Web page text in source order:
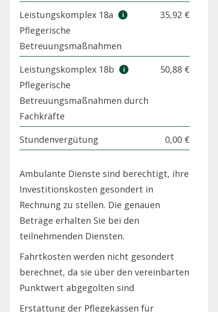
Leistungskomplex 18a
Pflegerische
Betreuungsmaßnahmen
35,92 €
Leistungskomplex 18b
Pflegerische
Betreuungsmaßnahmen durch
Fachkräfte
50,88 €
Stundenvergütung 0,00 €
Ambulante Dienste sind berechtigt, ihre
Investitionskosten gesondert in
Rechnung zu stellen. Die genauen
Beträge erhalten Sie bei den
teilnehmenden Diensten.
Fahrtkosten werden nicht gesondert
berechnet, da sie über den vereinbarten
Punktwert abgegolten sind
Erstattung der Pflegekassen für